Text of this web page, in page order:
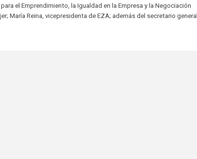
el Emprendimiento, la Igualdad en la Empresa y la Negociación
María Reina, vicepresidenta de EZA; además del secretario general